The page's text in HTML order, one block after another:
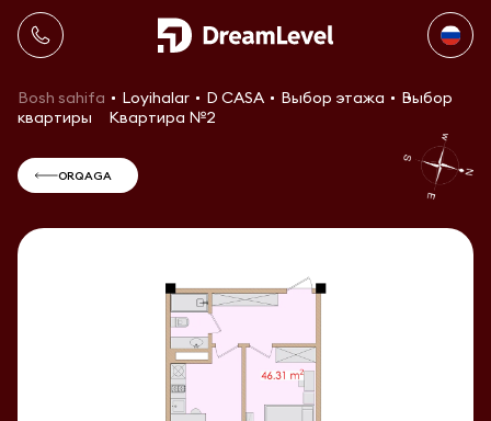
Bosh sahifa Loyihalar D CASA Выбор этажа
Выбор
квартиры
Квартира №2
ORQAGA